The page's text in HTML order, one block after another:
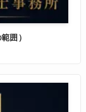
囲）